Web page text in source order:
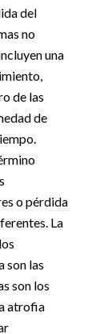
del
no
una
de las
de
o pérdida
La
son las
son los
atrofia